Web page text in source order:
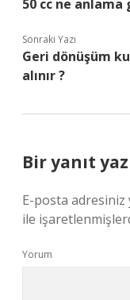
50 cc ne anlama
Sonraki Yazı
Geri dönüşüm
alınır ?
Bir yanıt
E-posta adresiniz
ile
Yorum